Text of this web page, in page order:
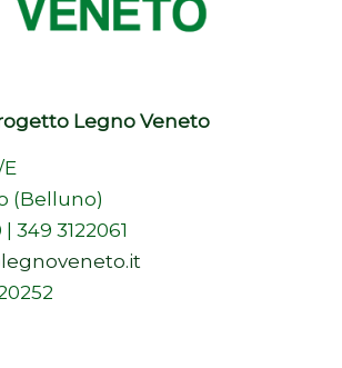
Legno Veneto
(Belluno)
349 3122061